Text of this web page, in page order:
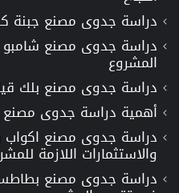
دراسة جدوى مصنع جبنة
دراسة جدوى مصنع شامبو
المشروع
دراسة جدوى مصنع بلك
أهمية دراسة جدوى مصنع
دراسة جدوى مصنع
والاستثمارات اللازمة
دراسة جدوى مصنع